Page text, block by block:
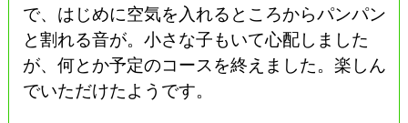
で、はじめに空気を入れるところからパンパン
と割れる音が。小さな子もいて心配しました
が、何とか予定のコースを終えました。楽しん
でいただけたようです。